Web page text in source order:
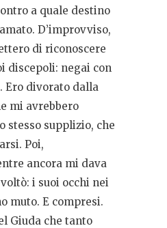
a quale destino
D’improvviso,
di riconoscere
discepoli: negai con
Ero divorato dalla
mi avrebbero
stesso supplizio, che
Poi,
ancora mi dava
i suoi occhi nei
muto. E compresi.
Giuda che tanto